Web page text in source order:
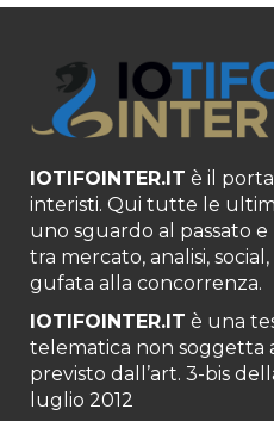
IOTIFOINTER.IT è il
interisti. Qui tutte le
uno sguardo al passato
tra mercato, analisi,
gufata alla concorrenza.
IOTIFOINTER.IT è una
telematica non soggetta
previsto dall’art. 3-bis
luglio 2012